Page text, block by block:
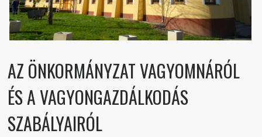
AZ ÖNKORMÁNYZAT VAGYOMNÁRÓL
ÉS A VAGYONGAZDÁLKODÁS
SZABÁLYAIRÓL